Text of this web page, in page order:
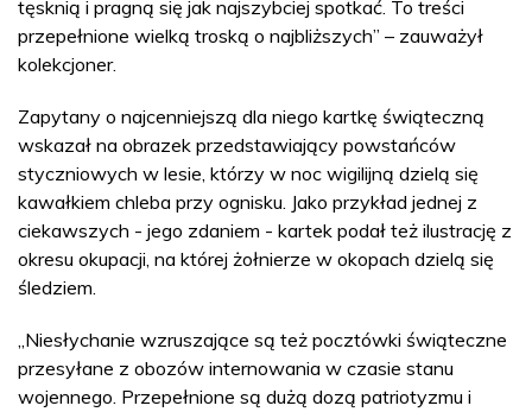
tęsknią i pragną się jak najszybciej spotkać. To treści
przepełnione wielką troską o najbliższych” – zauważył
kolekcjoner.
Zapytany o najcenniejszą dla niego kartkę świąteczną
wskazał na obrazek przedstawiający powstańców
styczniowych w lesie, którzy w noc wigilijną dzielą się
kawałkiem chleba przy ognisku. Jako przykład jednej z
ciekawszych - jego zdaniem - kartek podał też ilustrację z
okresu okupacji, na której żołnierze w okopach dzielą się
śledziem.
„Niesłychanie wzruszające są też pocztówki świąteczne
przesyłane z obozów internowania w czasie stanu
wojennego. Przepełnione są dużą dozą patriotyzmu i